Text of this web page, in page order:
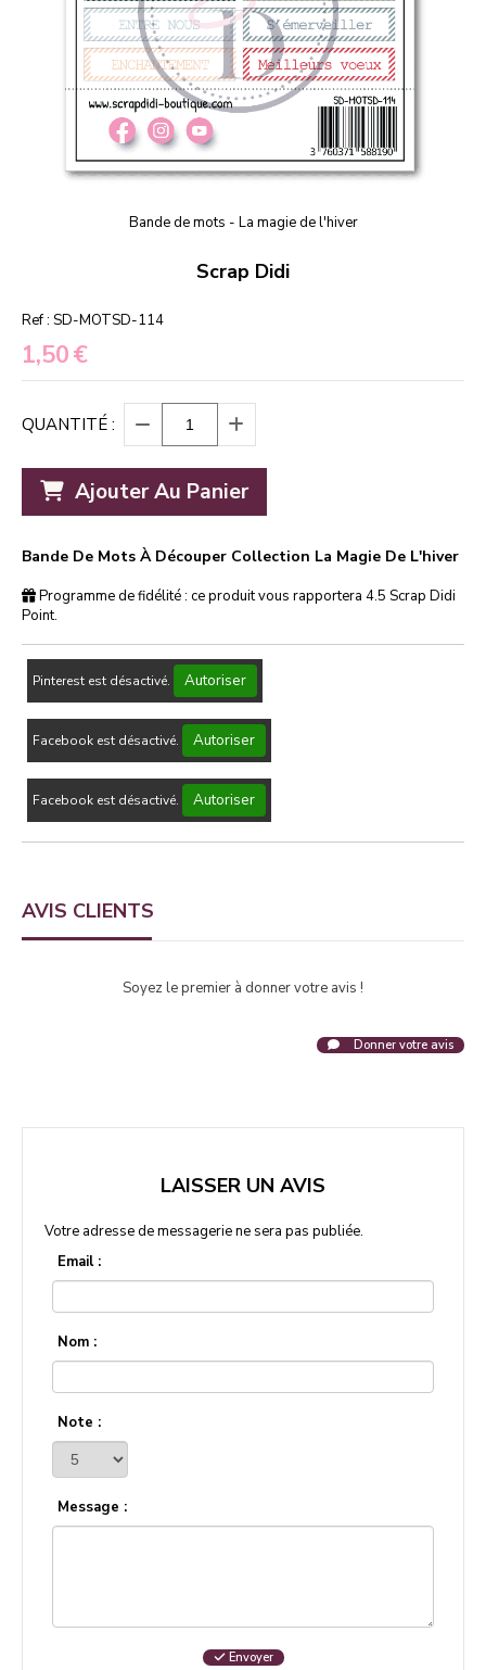
Bande de mots - La magie de l'hiver
Scrap Didi
Ref : SD-MOTSD-114
1,50€
QUANTITÉ :
Ajouter Au Panier
Bande De Mots À Découper Collection La Magie De L'hiver
Programme de fidélité : ce produit vous rapportera 4.5 Scrap Didi
Point.
Pinterest est désactivé. Autoriser
Facebook est désactivé. Autoriser
Facebook est désactivé. Autoriser
AVIS CLIENTS
Soyez le premier à donner votre avis !
Donner votre avis
LAISSER UN AVIS
Votre adresse de messagerie ne sera pas publiée.
Email :
Nom :
Note :
Message :
Envoyer